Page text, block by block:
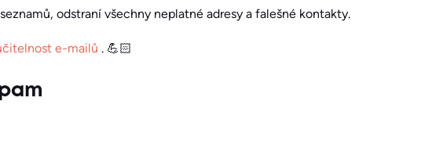
odstraní všechny neplatné adresy a falešné kontakty.
e-mailů . 💪🏻